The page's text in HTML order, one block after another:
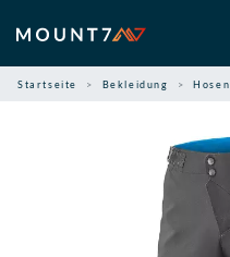
Inhalt
springen
Startseite Bekleidung Hosen